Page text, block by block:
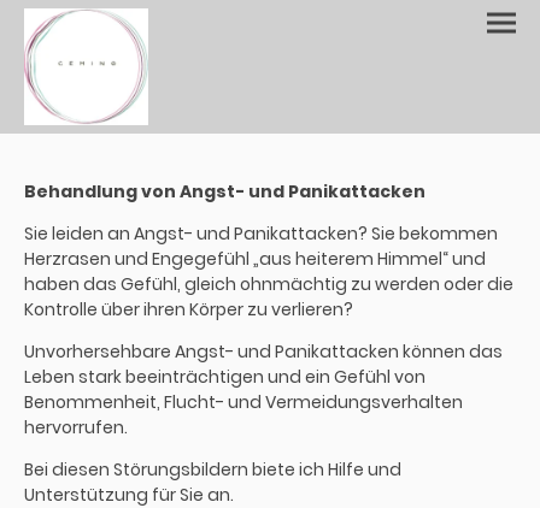
Behandlung von Angst- und Panikattacken
Sie leiden an Angst- und Panikattacken? Sie bekommen
Herzrasen und Engegefühl „aus heiterem Himmel“ und
haben das Gefühl, gleich ohnmächtig zu werden oder die
Kontrolle über ihren Körper zu verlieren?
Unvorhersehbare Angst- und Panikattacken können das
Leben stark beeinträchtigen und ein Gefühl von
Benommenheit, Flucht- und Vermeidungsverhalten
hervorrufen.
Bei diesen Störungsbildern biete ich Hilfe und
Unterstützung für Sie an.